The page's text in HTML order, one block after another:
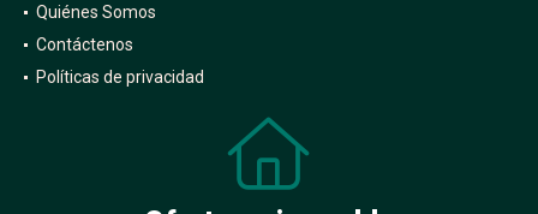
Quiénes Somos
Contáctenos
Políticas de privacidad